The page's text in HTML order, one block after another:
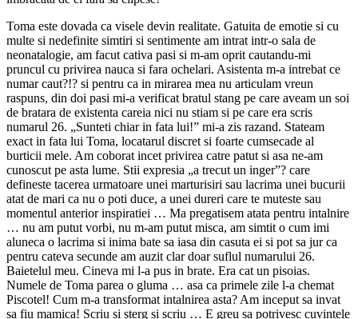
Toma este dovada ca visele devin realitate. Gatuita de emotie si cu
multe si nedefinite simtiri si sentimente am intrat intr-o sala de
neonatalogie, am facut cativa pasi si m-am oprit cautandu-mi
pruncul cu privirea nauca si fara ochelari. Asistenta m-a intrebat ce
numar caut?!? si pentru ca in mirarea mea nu articulam vreun
raspuns, din doi pasi mi-a verificat bratul stang pe care aveam un soi
de bratara de existenta careia nici nu stiam si pe care era scris
numarul 26. „Sunteti chiar in fata lui!” mi-a zis razand. Stateam
exact in fata lui Toma, locatarul discret si foarte cumsecade al
burticii mele. Am coborat incet privirea catre patut si asa ne-am
cunoscut pe asta lume. Stii expresia „a trecut un inger”? care
defineste tacerea urmatoare unei marturisiri sau lacrima unei bucurii
atat de mari ca nu o poti duce, a unei dureri care te muteste sau
momentul anterior inspiratiei … Ma pregatisem atata pentru intalnire
… nu am putut vorbi, nu m-am putut misca, am simtit o cum imi
aluneca o lacrima si inima bate sa iasa din casuta ei si pot sa jur ca
pentru cateva secunde am auzit clar doar suflul numarului 26.
Baietelul meu. Cineva mi l-a pus in brate. Era cat un pisoias.
Numele de Toma parea o gluma … asa ca primele zile l-a chemat
Piscotel! Cum m-a transformat intalnirea asta? Am inceput sa invat
sa fiu mamica! Scriu si sterg si scriu … E greu sa potrivesc cuvintele